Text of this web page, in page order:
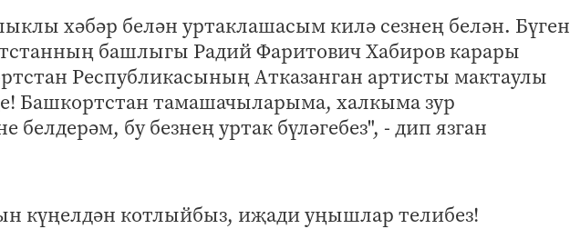
хәбәр белән уртаклашасым килә сезнең белән. Бүген
башлыгы Радий Фаритович Хабиров карары
Республикасының Атказанган артисты мактаулы
Башкортстан тамашачыларыма, халкыма зур
белдерәм, бу безнең уртак бүләгебез", - дип язган
күңелдән котлыйбыз, иҗади уңышлар телибез!